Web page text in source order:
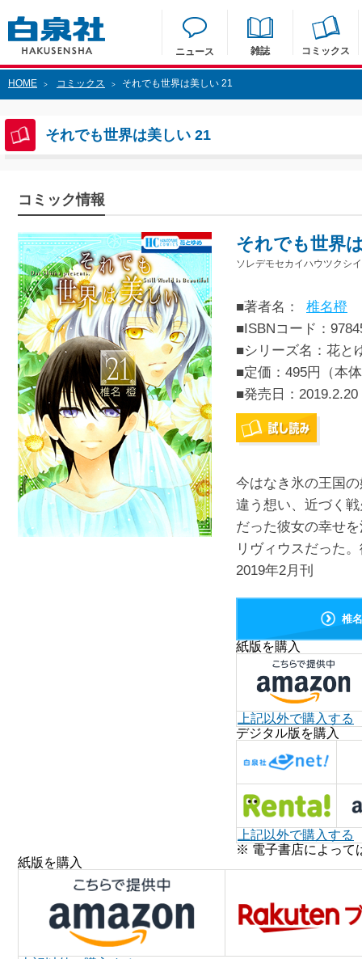
ニュース 雑誌 コミックス
HOME > コミックス > それでも世界は美しい 21
それでも世界は美しい 21
コミック情報
それでも世界
ソレデモセカイハウツクシ
■著者名：
椎名橙
■ISBNコード：
■シリーズ名：花と
■定価：495円（本
■発売日： 2019.2.20
今はなき氷の王国
違う想い、近づく
だった彼女の幸せ
リヴィウスだった
2019年2月刊
椎
紙版を購入
上記以外で購入する
デジタル版を購入
上記以外で購入する
※ 電子書店によって
紙版を購入